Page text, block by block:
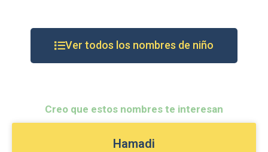
Ver todos los nombres de niño
Creo que estos nombres te interesan
Hamadi